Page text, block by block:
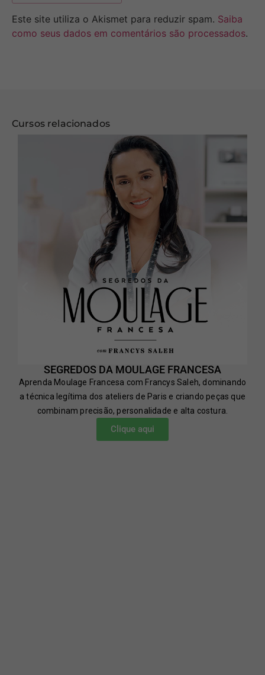
Este site utiliza o Akismet para reduzir spam. Saiba
como seus dados em comentários são processados.
Cursos relacionados
SEGREDOS DA MOULAGE FRANCESA
Aprenda Moulage Francesa com Francys Saleh, dominando
a técnica legítima dos ateliers de Paris e criando peças que
combinam precisão, personalidade e alta costura.
Clique aqui